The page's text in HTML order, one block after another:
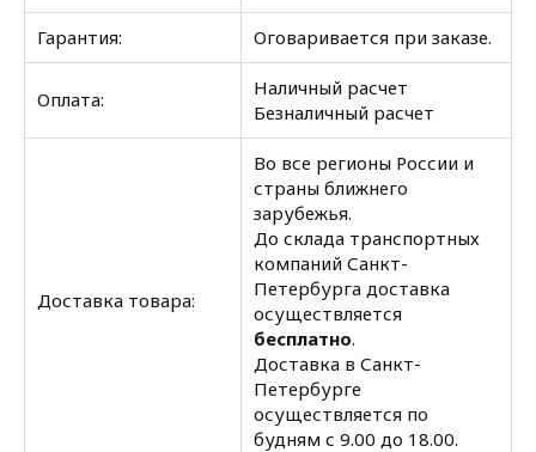
Гарантия: Оговаривается при заказе.
Оплата:
Наличный расчет
Безналичный расчет
Доставка товара:
Во все регионы России и
страны ближнего
зарубежья.
До склада транспортных
компаний Санкт-
Петербурга доставка
осуществляется
бесплатно.
Доставка в Санкт-
Петербурге
осуществляется по
будням с 9.00 до 18.00.